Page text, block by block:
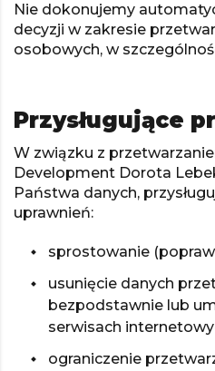
Nie dokonujemy
decyzji w zakresie
osobowych, w
Przysługujące
W związku z
Development Dorota
Państwa danych,
uprawnień:
sprostowanie
usunięcie danych
bezpodstawnie lub
serwisach
ograniczenie